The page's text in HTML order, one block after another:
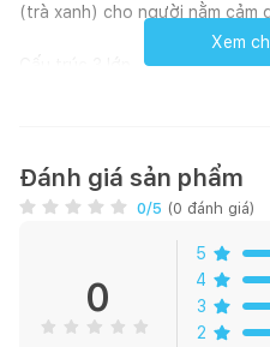
(trà xanh) cho người nằm cảm
mềm) và Mút hỗ trợ Green
giác tốt nhất. Áo ngoài với lớp
Lớp áo chống cháy
Xem
Đánh giá sản phẩm
0/5 (0 đánh giá)
0
5
4
3
2